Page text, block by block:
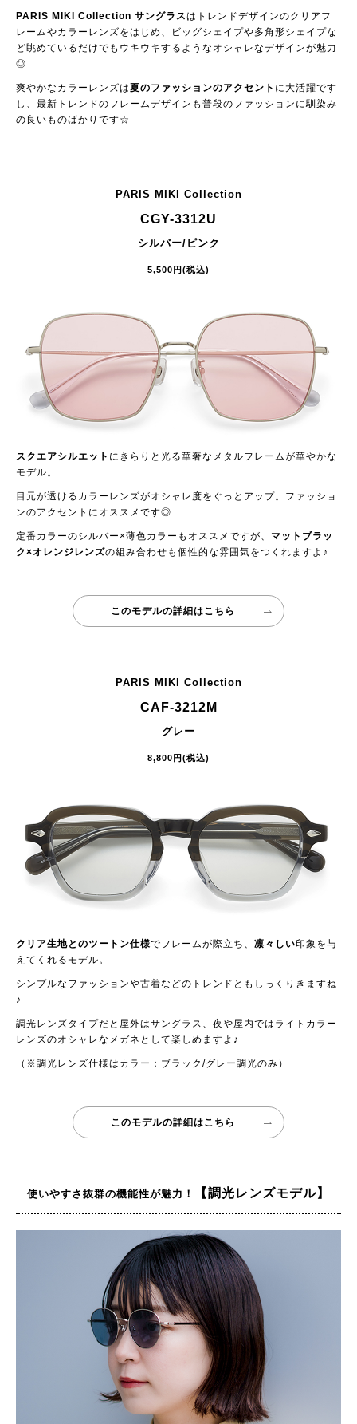
PARIS MIKI Collection サングラスはトレンドデザインのクリアフ
レームやカラーレンズをはじめ、ビッグシェイプや多角形シェイプな
ど眺めているだけでもウキウキするようなオシャレなデザインが魅力
◎
爽やかなカラーレンズは夏のファッションのアクセント に大活躍です
し、最新トレンドのフレームデザインも普段のファッションに馴染み
の良いものばかりです☆
PARIS MIKI Collection
CGY-3312U
シルバー/ピンク
5,500円(税込)
スクエアシルエット にきらりと光る華奢なメタルフレームが華やかな
モデル。
目元が透けるカラーレンズがオシャレ度をぐっとアップ。ファッショ
ンのアクセントにオススメです◎
定番カラーのシルバー×薄色カラーもオススメですが、 マットブラッ
ク×オレンジレンズの組み合わせも個性的な雰囲気をつくれますよ♪
このモデルの詳細はこちら
PARIS MIKI Collection
CAF-3212M
グレー
8,800円(税込)
クリア生地とのツートン仕様でフレームが際立ち、 凛々しい印象を与
えてくれるモデル。
シンプルなファッションや古着などのトレンドともしっくりきますね
♪
調光レンズタイプだと屋外はサングラス、夜や屋内ではライトカラー
レンズのオシャレなメガネとして楽しめますよ♪
（※調光レンズ仕様はカラー：ブラック/グレー調光のみ）
このモデルの詳細はこちら
使いやすさ抜群の機能性が魅力！ 【調光レンズモデル】